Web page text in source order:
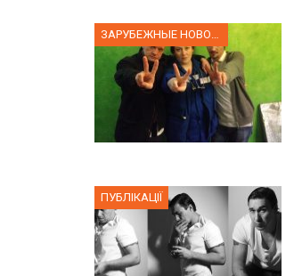
ПУБЛІКАЦІЇ
ФОТО
Прайд в Тель-Авиве собрал 200
ГЕЙ-АЛЬЯНС УКРАИНА Июн 10, 2017 0